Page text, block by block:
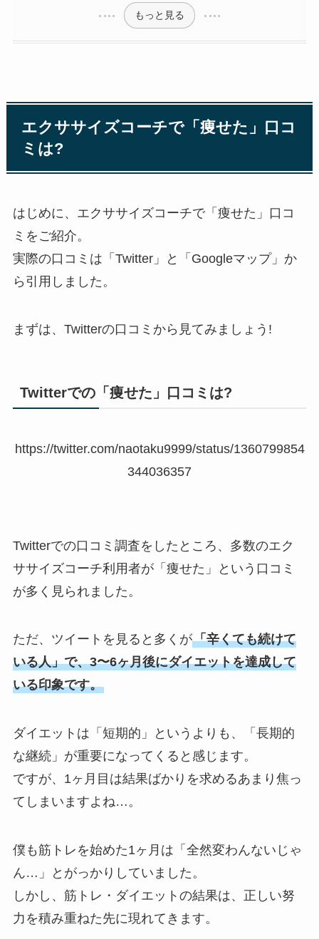
もっと見る
エクササイズコーチで「痩せた」口コ
ミは?
はじめに、エクササイズコーチで「痩せた」口コ
ミをご紹介。
実際の口コミは「Twitter」と「Googleマップ」か
ら引用しました。
まずは、Twitterの口コミから見てみましょう!
Twitterでの「痩せた」口コミは?
https://twitter.com/naotaku9999/status/1360799854
344036357
Twitterでの口コミ調査をしたところ、多数のエク
ササイズコーチ利用者が「痩せた」という口コミ
が多く見られました。
ただ、ツイートを見ると多くが「辛くても続けて
いる人」で、3〜6ヶ月後にダイエットを達成して
いる印象です。
ダイエットは「短期的」というよりも、「長期的
な継続」が重要になってくると感じます。
ですが、1ヶ月目は結果ばかりを求めるあまり焦っ
てしまいますよね…。
僕も筋トレを始めた1ヶ月は「全然変わんないじゃ
ん…」とがっかりしていました。
しかし、筋トレ・ダイエットの結果は、正しい努
力を積み重ねた先に現れてきます。